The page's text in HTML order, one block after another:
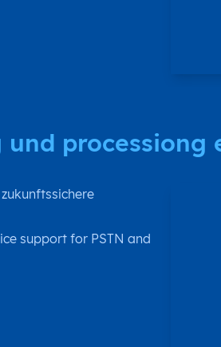
processiong
support for PSTN and